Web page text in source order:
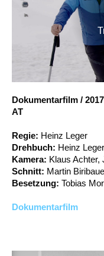
&
Suche
Dokumentarfilm / 2017
AT
Regie: Heinz Leger
Drehbuch: Heinz Leger
Kamera: Klaus Achter,
Schnitt: Martin
Besetzung: Tobias
Dokumentarfilm